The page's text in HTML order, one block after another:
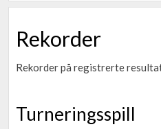
Rekorder
Rekorder på registrerte
Turneringsspill